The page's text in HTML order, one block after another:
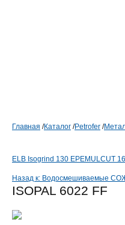
Главная /Каталог /Petrofer /
ELB Isogrind 130 EPEMULCUT
Назад к: Водосмешиваемые
ISOPAL 6022 FF